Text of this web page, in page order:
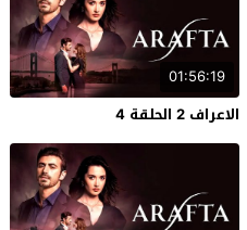
01:56:19
الاعراف 2 الحلقة 4